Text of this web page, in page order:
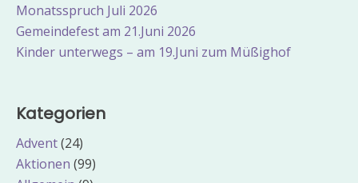
Monatsspruch Juli 2026
Gemeindefest am 21.Juni 2026
Kinder unterwegs – am 19.Juni zum Müßighof
Kategorien
Advent(24)
Aktionen (99)